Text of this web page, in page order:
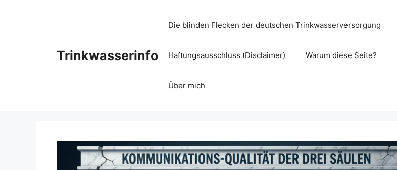
Trinkwasserinfo
Die blinden Flecken der deutschen Trinkwasserversorgung
Haftungsausschluss (Disclaimer) Warum diese Seite?
Über mich